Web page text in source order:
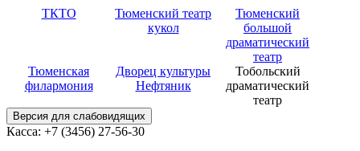
ТКТО
Тюменский театр
кукол
Тюменский
большой
драматический
театр
Тюменская
филармония
Дворец культуры
Нефтяник
Тобольский
драматический
театр
Версия для слабовидящих
Касса: +7 (3456) 27-56-30